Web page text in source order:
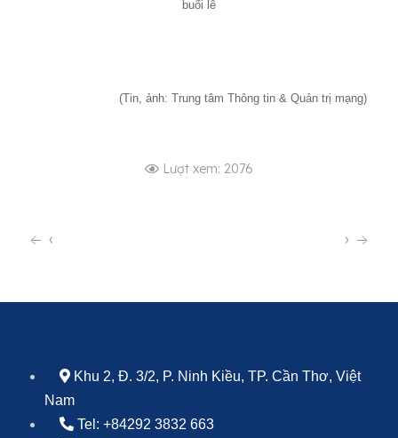
buổi lễ
(Tin, ảnh: Trung tâm Thông tin & Quản trị mạng)
Lượt xem: 2076
‹ ›
Khu 2, Đ. 3/2, P. Ninh Kiều, TP. Cần Thơ, Việt
Nam
Tel: +84292 3832 663